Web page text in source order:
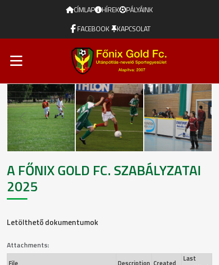
CÍMLAP HÍREK
PÁLYÁINK
FACEBOOK
KAPCSOLAT
A FŐNIX GOLD FC. SZABÁLYZATAI
2025
Letölthető dokumentumok
Attachments:
Last